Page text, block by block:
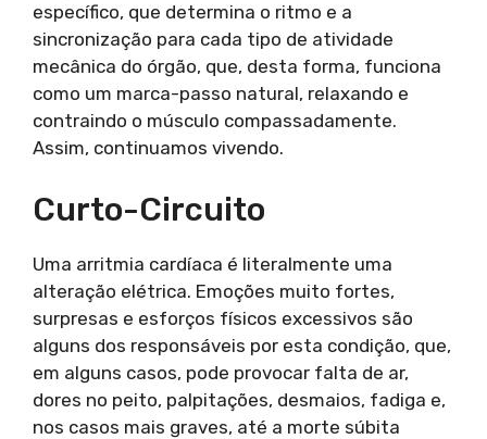
específico, que determina o ritmo e a
sincronização para cada tipo de atividade
mecânica do órgão, que, desta forma, funciona
como um marca-passo natural, relaxando e
contraindo o músculo compassadamente.
Assim, continuamos vivendo.
Curto-Circuito
Uma arritmia cardíaca é literalmente uma
alteração elétrica. Emoções muito fortes,
surpresas e esforços físicos excessivos são
alguns dos responsáveis por esta condição, que,
em alguns casos, pode provocar falta de ar,
dores no peito, palpitações, desmaios, fadiga e,
nos casos mais graves, até a morte súbita